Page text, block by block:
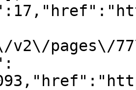
v2\/pages\/